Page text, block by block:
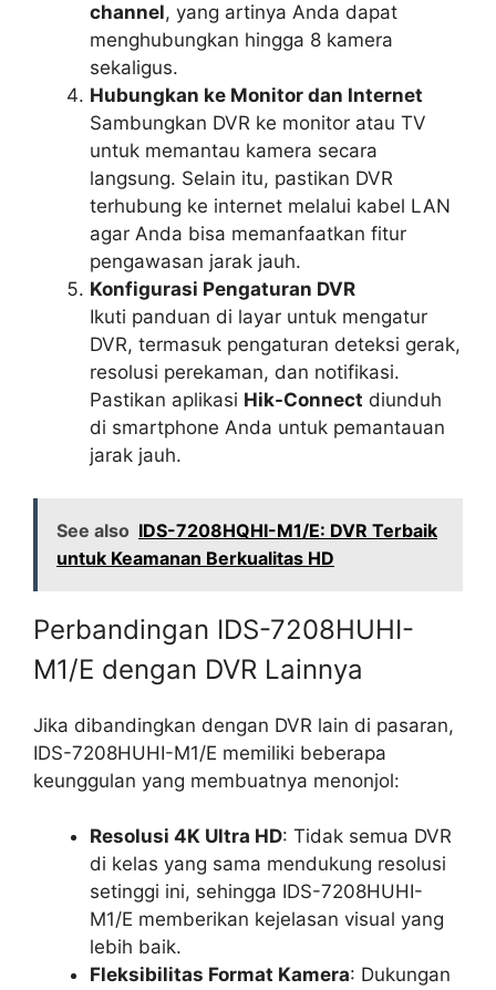
channel, yang artinya Anda dapat
menghubungkan hingga 8 kamera
sekaligus.
Hubungkan ke Monitor dan Internet
Sambungkan DVR ke monitor atau TV
untuk memantau kamera secara
langsung. Selain itu, pastikan DVR
terhubung ke internet melalui kabel LAN
agar Anda bisa memanfaatkan fitur
pengawasan jarak jauh.
Konfigurasi Pengaturan DVR
Ikuti panduan di layar untuk mengatur
DVR, termasuk pengaturan deteksi gerak,
resolusi perekaman, dan notifikasi.
Pastikan aplikasi Hik-Connect diunduh
di smartphone Anda untuk pemantauan
jarak jauh.
See also IDS-7208HQHI-M1/E: DVR Terbaik
untuk Keamanan Berkualitas HD
Perbandingan IDS-7208HUHI-
M1/E dengan DVR Lainnya
Jika dibandingkan dengan DVR lain di pasaran,
IDS-7208HUHI-M1/E memiliki beberapa
keunggulan yang membuatnya menonjol:
Resolusi 4K Ultra HD: Tidak semua DVR
di kelas yang sama mendukung resolusi
setinggi ini, sehingga IDS-7208HUHI-
M1/E memberikan kejelasan visual yang
lebih baik.
Fleksibilitas Format Kamera: Dukungan